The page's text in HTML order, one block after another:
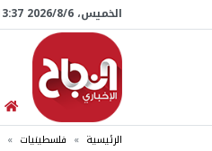
الخميس، 6/‏8/‏2026 02:13:39 مساءً
الرئيسية فلسطينيات